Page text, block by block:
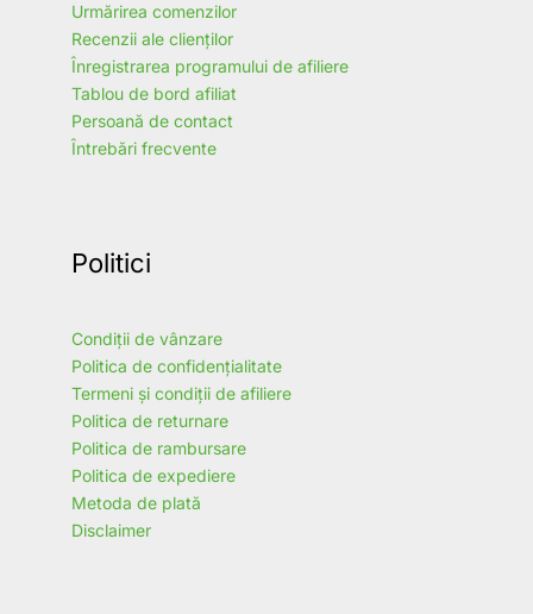
Urmărirea comenzilor
Recenzii ale clienților
Înregistrarea programului de afiliere
Tablou de bord afiliat
Persoană de contact
Întrebări frecvente
Politici
Condiții de vânzare
Politica de confidențialitate
Termeni și condiții de afiliere
Politica de returnare
Politica de rambursare
Politica de expediere
Metoda de plată
Disclaimer